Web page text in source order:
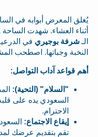
الـ شرفة بوجيري في
النخبة وجباتها. اصطحب
أهم قواعد آداب التواصل:
"السلام" (التحية):
السعودي يده على
الاحترام.
إيقاع الاجتماع:
تقم بتقديم عرضك لمدة 20 دقيقة ثم تغادر.